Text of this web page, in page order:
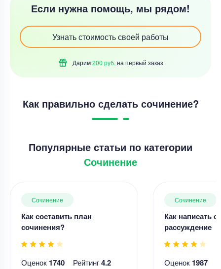
Если нужна помощь, мы рядом!
Узнать стоимость своей работы
Дарим200 руб. на первый заказ
Как правильно сделать сочинение?
Популярные статьи по категории
Сочинение
Сочинение
Как составить план
сочинения?
Оценок 1740 Рейтинг4.2
Сочинение
Как написать
рассуждение
Оценок 1987